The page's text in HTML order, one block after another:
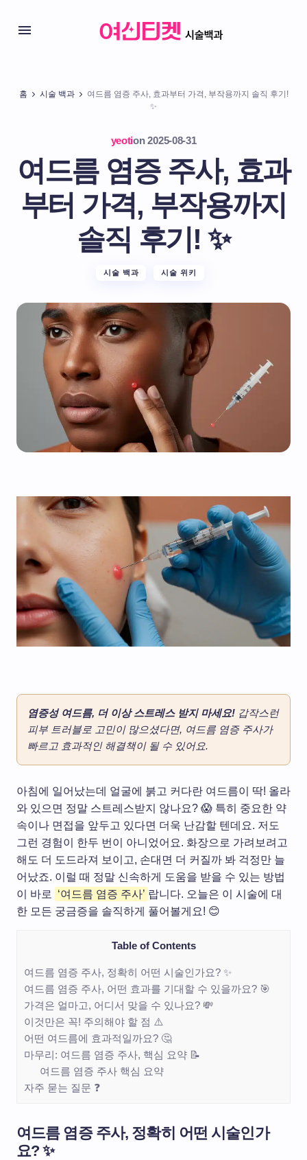
홈 시술 백과
여드름 염증 주사, 효과부터 가격, 부작용까지 솔직 후기!
✨
yeotion 2025-08-31
여드름 염증 주사, 효과
부터 가격, 부작용까지
솔직 후기! ✨
시술 백과 시술 위키
염증성 여드름, 더 이상 스트레스 받지 마세요! 갑작스런
피부 트러블로 고민이 많으셨다면, 여드름 염증 주사가
빠르고 효과적인 해결책이 될 수 있어요.
아침에 일어났는데 얼굴에 붉고 커다란 여드름이 딱! 올라
와 있으면 정말 스트레스받지 않나요? 😱 특히 중요한 약
속이나 면접을 앞두고 있다면 더욱 난감할 텐데요. 저도
그런 경험이 한두 번이 아니었어요. 화장으로 가려보려고
해도 더 도드라져 보이고, 손대면 더 커질까 봐 걱정만 늘
어났죠. 이럴 때 정말 신속하게 도움을 받을 수 있는 방법
이 바로
‘여드름 염증 주사’ 랍니다. 오늘은 이 시술에 대
한 모든 궁금증을 솔직하게 풀어볼게요! 😊
Table of Contents
여드름 염증 주사, 정확히 어떤 시술인가요? ✨
여드름 염증 주사, 어떤 효과를 기대할 수 있을까요? 🎯
가격은 얼마고, 어디서 맞을 수 있나요? 💸
이것만은 꼭! 주의해야 할 점 ⚠️
어떤 여드름에 효과적일까요? 🤔
마무리: 여드름 염증 주사, 핵심 요약 📝
여드름 염증 주사 핵심 요약
자주 묻는 질문 ❓
여드름 염증 주사, 정확히 어떤 시술인가
요? ✨